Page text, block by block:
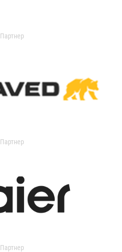
Партнер
Партнер
Партнер